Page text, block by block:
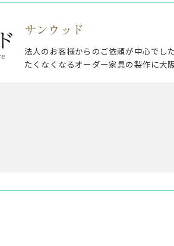
サンウッド
法人のお客様からのご依頼が中心でし
たくなくなるオーダー家具の製作に大